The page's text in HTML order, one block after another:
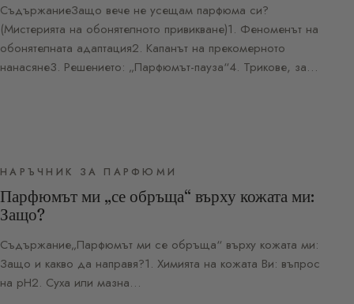
СъдържаниеЗащо вече не усещам парфюма си?
(Мистерията на обонятелното привикване)1. Феноменът на
обонятелната адаптация2. Капанът на прекомерното
нанасяне3. Решението: „Парфюмът-пауза“4. Трикове, за…
НАРЪЧНИК ЗА ПАРФЮМИ
Парфюмът ми „се обръща“ върху кожата ми:
Защо?
Съдържание„Парфюмът ми се обръща“ върху кожата ми:
Защо и какво да направя?1. Химията на кожата Ви: въпрос
на pH2. Суха или мазна…